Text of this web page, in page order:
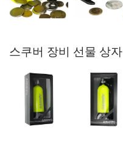
스쿠버 장비 선물 상자